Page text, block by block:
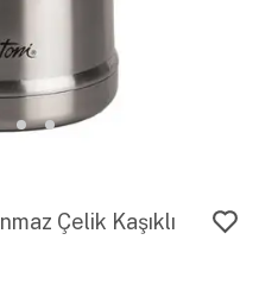
Çelik Kaşıklı